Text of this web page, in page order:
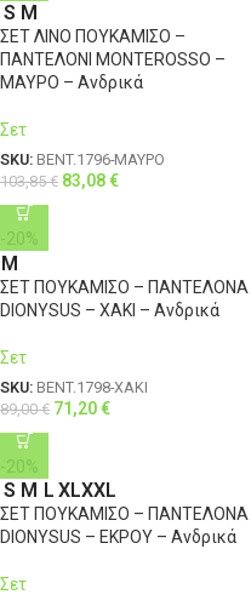
S M
ΣΕΤ ΛΙΝΟ ΠΟΥΚΑΜΙΣΟ –
ΠΑΝΤΕΛΟΝΙ MONTEROSSO –
ΜΑΥΡΟ – Ανδρικά
Σετ
SKU: BENT.1796-ΜΑΥΡΟ
103,85€ 83,08€
-20%
M
ΣΕΤ ΠΟΥΚΑΜΙΣΟ – ΠΑΝΤΕΛΟΝΑ
DIONYSUS – ΧΑΚΙ – Ανδρικά
Σετ
SKU: BENT.1798-ΧΑΚΙ
89,00€ 71,20€
-20%
S M L XLXXL
ΣΕΤ ΠΟΥΚΑΜΙΣΟ – ΠΑΝΤΕΛΟΝΑ
DIONYSUS – ΕΚΡΟΥ – Ανδρικά
Σετ